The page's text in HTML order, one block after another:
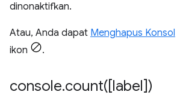
dinonaktifkan.
Atau, Anda dapat Menghapus Konsol
ikon
.
console.count([label])